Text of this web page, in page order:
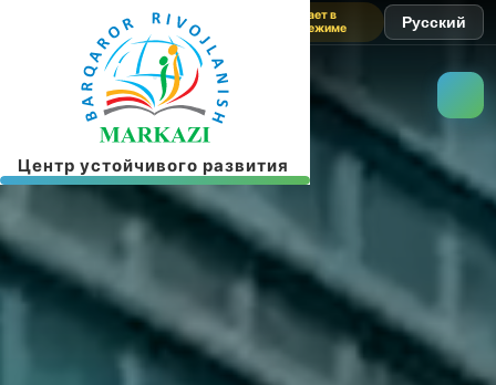
Центр устойчивого развития
Сайт работает в
тестовом режиме
Русский